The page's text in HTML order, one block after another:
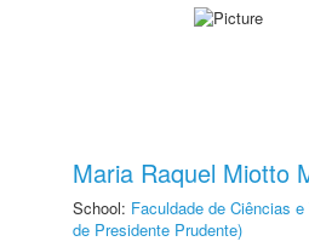
Maria Raquel Miotto
School: Faculdade de Ciências
de Presidente Prudente)